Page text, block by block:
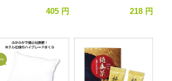
405 円 218 円